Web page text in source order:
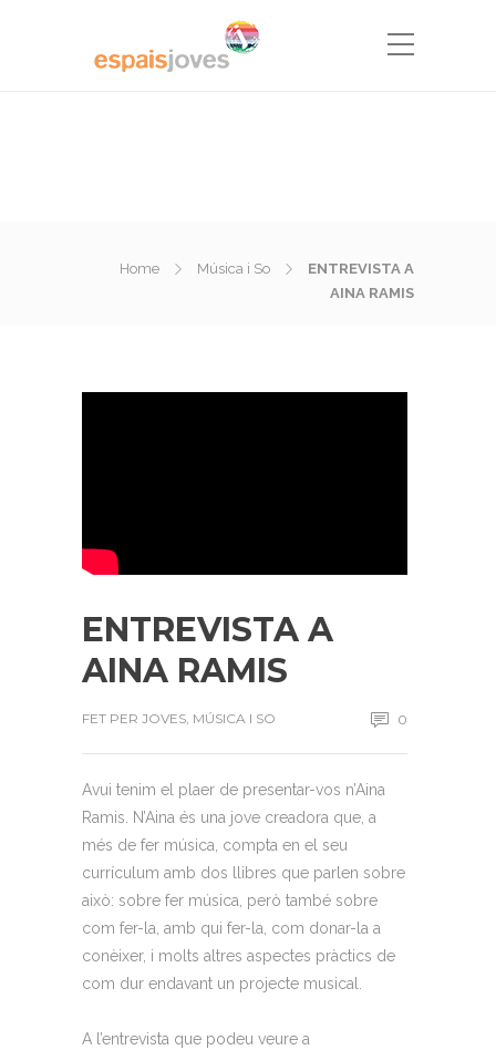
Home Música i So
ENTREVISTA A
AINA RAMIS
ENTREVISTA A
AINA RAMIS
FET PER JOVES, MÚSICA I SO 0
Avui tenim el plaer de presentar-vos n’Aina
Ramis. N’Aina és una jove creadora que, a
més de fer música, compta en el seu
currículum amb dos llibres que parlen sobre
això: sobre fer música, però també sobre
com fer-la, amb qui fer-la, com donar-la a
conèixer, i molts altres aspectes pràctics de
com dur endavant un projecte musical.
A l’entrevista que podeu veure a